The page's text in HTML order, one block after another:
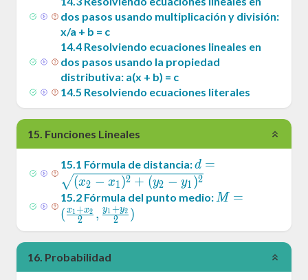
dos pasos usando multiplicación y división:
x/a + b = c
14.4 Resolviendo ecuaciones lineales en
dos pasos usando la propiedad
distributiva: a(x + b) = c
14.5 Resolviendo ecuaciones literales
15. Funciones Lineales
15.1 Fórmula de distancia:d =
\sqrt{(x_2-
x_1)^2+
y_1)^2}
d =
(x2 − x1)2 + (y2 − y1 )2
15.2 Fórmula del punto medio:M = (
M =
(
2
x1+x2 , 2
y1 +y2 )
16. Probabilidad